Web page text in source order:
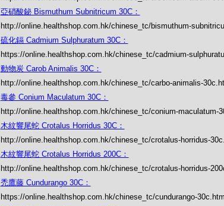
亞硝酸鉍 Bismuthum Subnitricum 30C：
http://online.healthshop.com.hk/chinese_tc/bismuthum-
硫化鎘 Cadmium Sulphuratum 30C：
https://online.healthshop.com.hk/chinese_tc/cadmium-
動物炭 Carob Animalis 30C：
http://online.healthshop.com.hk/chinese_tc/carbo-animalis-
毒參 Conium Maculatum 30C：
http://online.healthshop.com.hk/chinese_tc/conium-maculatum-
木紋響尾蛇 Crotalus Horridus 30C：
http://online.healthshop.com.hk/chinese_tc/crotalus-horridus-
木紋響尾蛇 Crotalus Horridus 200C：
http://online.healthshop.com.hk/chinese_tc/crotalus-horridus-
禿鷹藤 Cundurango 30C：
https://online.healthshop.com.hk/chinese_tc/cundurango-30c.html